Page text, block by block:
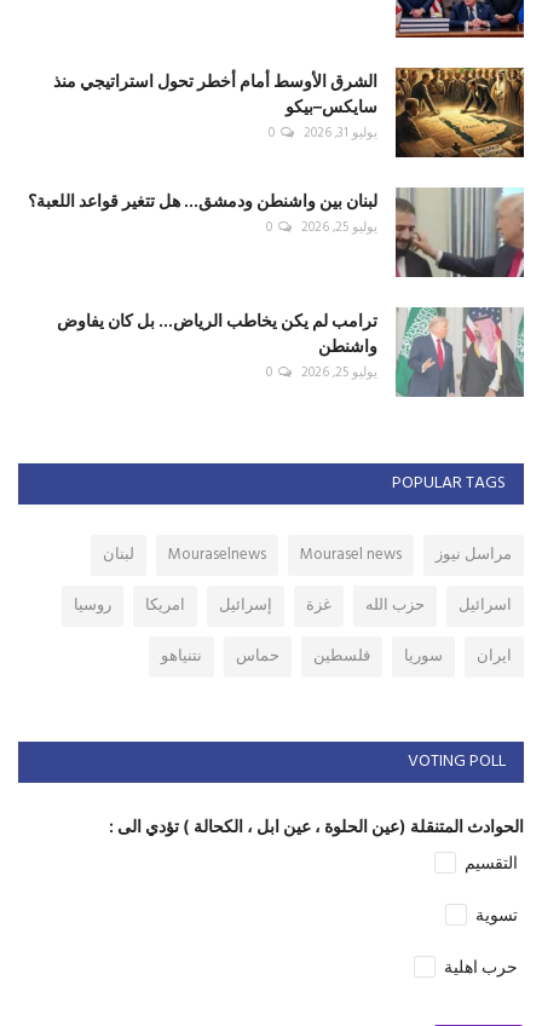
الشرق الأوسط أمام أخطر تحول استراتيجي منذ
سايكس–بيكو
يوليو 31, 2026 0
لبنان بين واشنطن ودمشق... هل تتغير قواعد اللعبة؟
يوليو 25, 2026 0
ترامب لم يكن يخاطب الرياض... بل كان يفاوض
واشنطن
يوليو 25, 2026 0
POPULAR TAGS
مراسل نيوز Mourasel news
Mouraselnews
لبنان
اسرائيل
حزب الله غزة إسرائيل امريكا
روسيا
ايران
سوريا فلسطين حماس نتنياهو
VOTING POLL
الحوادث المتنقلة (عين الحلوة ، عين ابل ، الكحالة ) تؤدي الى :
التقسيم
تسوية
حرب اهلية